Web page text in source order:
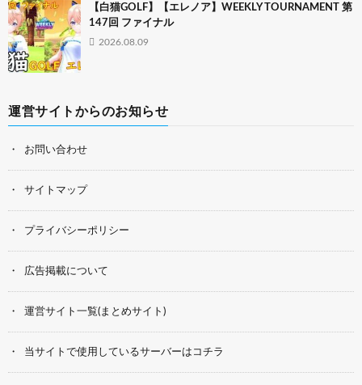
【白猫GOLF】【エレノア】WEEKLY TOURNAMENT 第
147回 ファイナル
2026.08.09
運営サイトからのお知らせ
お問い合わせ
サイトマップ
プライバシーポリシー
広告掲載について
運営サイト一覧(まとめサイト)
当サイトで使用しているサーバーはコチラ